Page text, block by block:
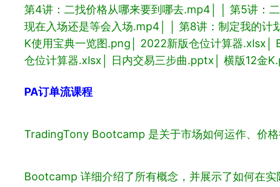
第4讲：二找价格从哪来要到哪去.mp4 │ │ 第5讲：
现在入场还是等会入场.mp4 │ │ 第8讲：制定我的
K使用宝典一览图.png │ 2022新版仓位计算器.xlsx
仓位计算器.xlsx │ 日内交易三步曲.pptx │ 横版12金
PA订单流课程
TradingTony Bootcamp 是关于市场如何运作、价格
Bootcamp 详细介绍了所有概念，并展示了如何在实